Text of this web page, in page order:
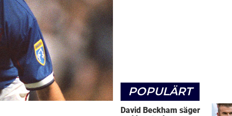
POPULÄRT
David Beckham säger